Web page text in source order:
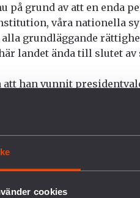
cookies
på grund av att en enda
våra nationella
grundläggande
landet ända till slutet av
att han vunnit
frihet i vårt DNA, höll inte
i en fredlig
om valfusk, om
existerar inte i det
och återigen våld.
torterade, och flera som
fortfarande, just nu.